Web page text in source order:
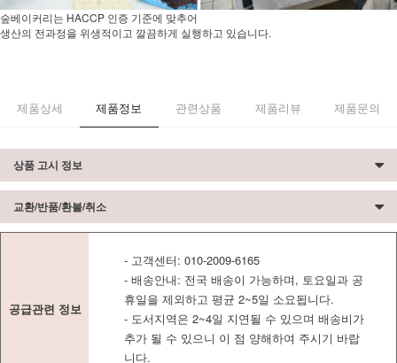
숲베이커리는 HACCP 인증 기준에 맞추어
생산의 전과정을 위생적이고 깔끔하게 실행하고 있습니다.
제품상세 제품정보 관련상품 제품리뷰 제품문의
상품 고시 정보
교환/반품/환불/취소
공급관련 정보
- 고객센터: 010-2009-6165
- 배송안내: 전국 배송이 가능하며, 토요일과 공
휴일을 제외하고 평균 2~5일 소요됩니다.
- 도서지역은 2~4일 지연될 수 있으며 배송비가
추가 될 수 있으니 이 점 양해하여 주시기 바랍
니다.